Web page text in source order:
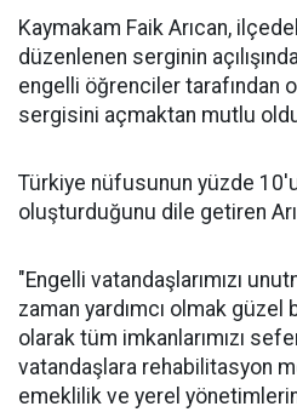
Kaymakam Faik Arıcan,
düzenlenen serginin
engelli öğrenciler tarafından
sergisini açmaktan mutlu
Türkiye nüfusunun yüzde
oluşturduğunu dile getiren
"Engelli vatandaşlarımızı
zaman yardımcı olmak güzel
olarak tüm imkanlarımızı
vatandaşlara rehabilitasyon
emeklilik ve yerel